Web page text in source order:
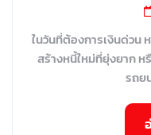
ในวันที่ต้องการเงินด่วน
สร้างหนี้ใหม่ที่ยุ่งยาก
รถย